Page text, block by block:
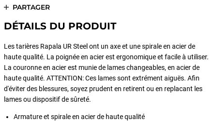
PARTAGER
DÉTAILS DU PRODUIT
Les tarières Rapala UR Steel ont un axe et une spirale en acier de
haute qualité. La poignée en acier est ergonomique et facile à utiliser.
La couronne en acier est munie de lames changeables, en acier de
haute qualité. ATTENTION: Ces lames sont extrément aiguës. Afin
d'éviter des blessures, soyez prudent en retirent ou en replacant les
lames ou dispositif de sûreté.
Armature et spirale en acier de haute qualité